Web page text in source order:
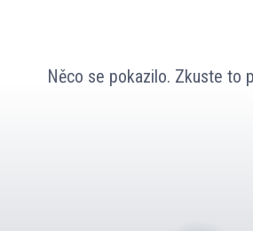
Něco se pokazilo. Zkuste to